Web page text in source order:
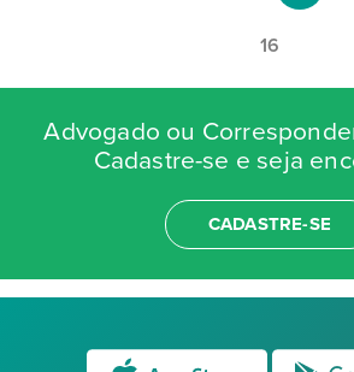
16
Advogado ou
Cadastre-se e seja
CADASTRE-SE